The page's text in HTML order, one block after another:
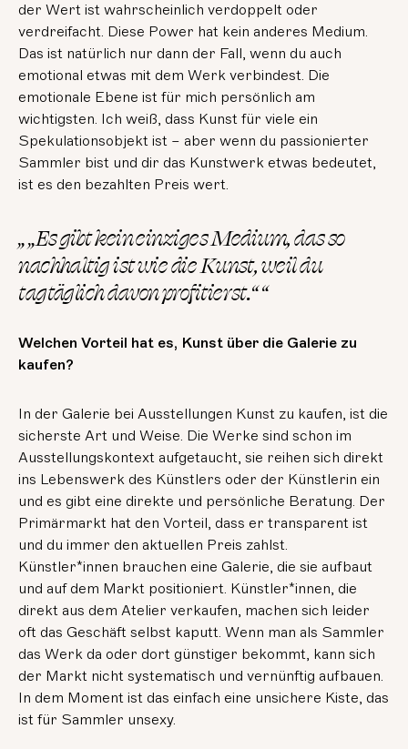
der Wert ist wahrscheinlich verdoppelt oder
verdreifacht. Diese Power hat kein anderes Medium.
Das ist natürlich nur dann der Fall, wenn du auch
emotional etwas mit dem Werk verbindest. Die
emotionale Ebene ist für mich persönlich am
wichtigsten. Ich weiß, dass Kunst für viele ein
Spekulationsobjekt ist – aber wenn du passionierter
Sammler bist und dir das Kunstwerk etwas bedeutet,
ist es den bezahlten Preis wert.
„ „Es gibt kein einziges Medium, das so
nachhaltig ist wie die Kunst, weil du
tagtäglich davon profitierst.“ “
Welchen Vorteil hat es, Kunst über die Galerie zu
kaufen?
In der Galerie bei Ausstellungen Kunst zu kaufen, ist die
sicherste Art und Weise. Die Werke sind schon im
Ausstellungskontext aufgetaucht, sie reihen sich direkt
ins Lebenswerk des Künstlers oder der Künstlerin ein
und es gibt eine direkte und persönliche Beratung. Der
Primärmarkt hat den Vorteil, dass er transparent ist
und du immer den aktuellen Preis zahlst.
Künstler*innen brauchen eine Galerie, die sie aufbaut
und auf dem Markt positioniert. Künstler*innen, die
direkt aus dem Atelier verkaufen, machen sich leider
oft das Geschäft selbst kaputt. Wenn man als Sammler
das Werk da oder dort günstiger bekommt, kann sich
der Markt nicht systematisch und vernünftig aufbauen.
In dem Moment ist das einfach eine unsichere Kiste, das
ist für Sammler unsexy.